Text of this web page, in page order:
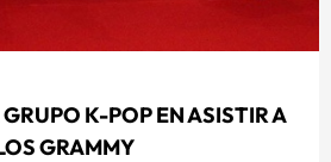
K-POP EN ASISTIR A
GRAMMY